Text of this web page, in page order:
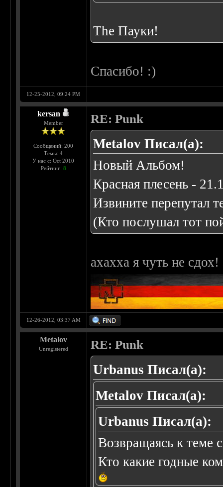
The Пауки!
Спасибо! :)
12-25-2012, 09:24 PM
kersan
Member
Сообщений: 200
Темы: 4
У нас с: Oct 2010
Рейтинг: 8
RE: Punk
Metalov Писал(а):
Новый Альбом!
Красная плесень -
Извините перепутал
(Кто послушал тот
ахахха я чуть не
12-26-2012, 03:37 AM
Metalov
Unregistered RE: Punk
Urbanus Писал(а):
Metalov Писал(а):
Urbanus Писал(а):
Возвращаясь к теме
Кто какие годные